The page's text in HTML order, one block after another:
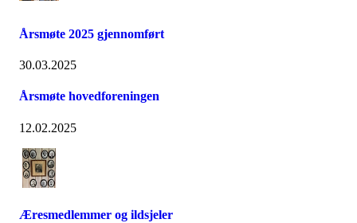
Årsmøte 2025 gjennomført
30.03.2025
Årsmøte hovedforeningen
12.02.2025
Æresmedlemmer og ildsjeler